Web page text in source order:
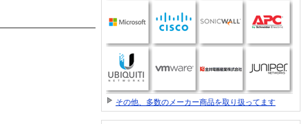
その他、多数のメーカー商品を取り扱ってます